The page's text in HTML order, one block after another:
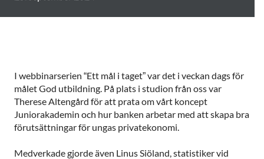
I webbinarserien “Ett mål i taget” var det i veckan dags för
målet God utbildning. På plats i studion från oss var
Therese Altengård för att prata om vårt koncept
Juniorakademin och hur banken arbetar med att skapa bra
förutsättningar för ungas privatekonomi.
Medverkade gjorde även Linus Siöland, statistiker vid